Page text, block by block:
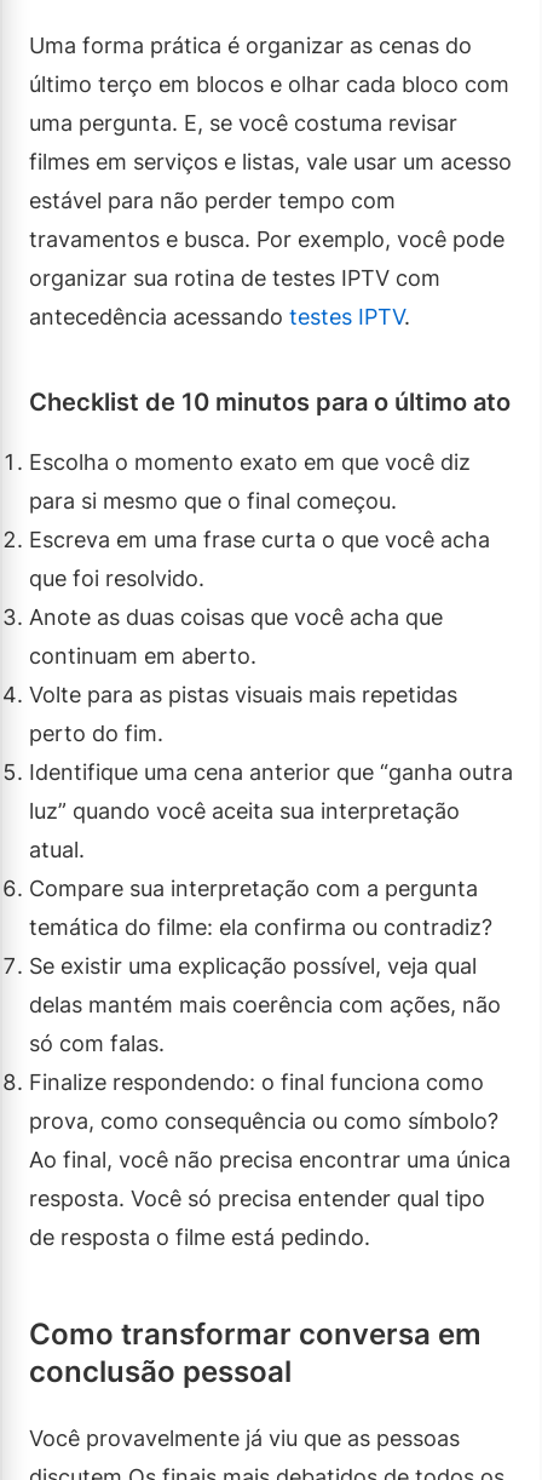
Uma forma prática é organizar as cenas do
último terço em blocos e olhar cada bloco com
uma pergunta. E, se você costuma revisar
filmes em serviços e listas, vale usar um acesso
estável para não perder tempo com
travamentos e busca. Por exemplo, você pode
organizar sua rotina de testes IPTV com
antecedência acessando testes IPTV.
Checklist de 10 minutos para o último ato
Escolha o momento exato em que você diz
para si mesmo que o final começou.
Escreva em uma frase curta o que você acha
que foi resolvido.
Anote as duas coisas que você acha que
continuam em aberto.
Volte para as pistas visuais mais repetidas
perto do fim.
Identifique uma cena anterior que “ganha outra
luz” quando você aceita sua interpretação
atual.
Compare sua interpretação com a pergunta
temática do filme: ela confirma ou contradiz?
Se existir uma explicação possível, veja qual
delas mantém mais coerência com ações, não
só com falas.
Finalize respondendo: o final funciona como
prova, como consequência ou como símbolo?
Ao final, você não precisa encontrar uma única
resposta. Você só precisa entender qual tipo
de resposta o filme está pedindo.
Como transformar conversa em
conclusão pessoal
Você provavelmente já viu que as pessoas